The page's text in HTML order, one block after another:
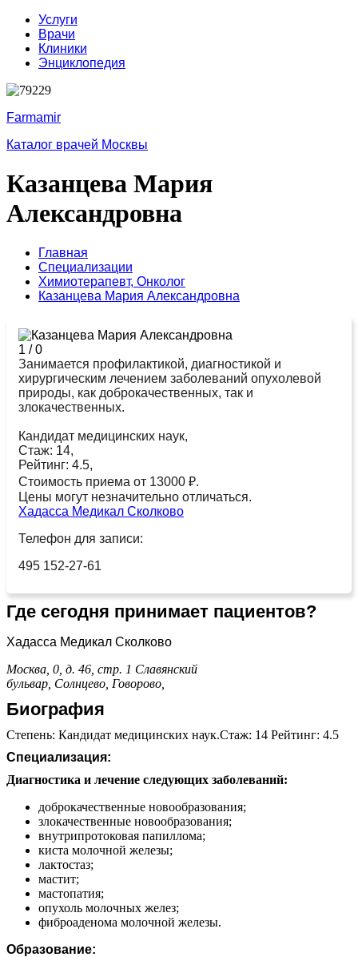
Услуги
Врачи
Клиники
Энциклопедия
Farmamir
Каталог врачей Москвы
Казанцева Мария
Александровна
Главная
Специализации
Химиотерапевт, Онколог
Казанцева Мария Александровна
1 /0
Занимается профилактикой, диагностикой и
хирургическим лечением заболеваний опухолевой
природы, как доброкачественных, так и
злокачественных.
Кандидат медицинских наук,
Стаж: 14,
Рейтинг: 4.5,
Стоимость приема от 13000 ₽.
Цены могут незначительно отличаться.
Хадасса Медикал Сколково
Телефон для записи:
495 152-27-61
Где сегодня принимает пациентов?
Хадасса Медикал Сколково
Москва, 0, д. 46, стр. 1 Славянский
бульвар, Солнцево, Говорово,
Биография
Степень: Кандидат медицинских наук.Стаж: 14 Рейтинг: 4.5
Специализация:
Диагностика и лечение следующих заболеваний:
доброкачественные новообразования;
злокачественные новообразования;
внутрипротоковая папиллома;
киста молочной железы;
лактостаз;
мастит;
мастопатия;
опухоль молочных желез;
фиброаденома молочной железы.
Образование: